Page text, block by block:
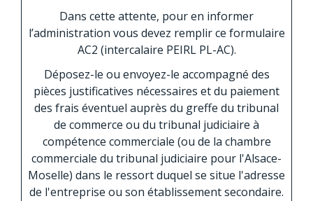
Dans cette attente, pour en informer
l’administration vous devez remplir ce formulaire
AC2 (intercalaire PEIRL PL-AC).
Déposez-le ou envoyez-le accompagné des
pièces justificatives nécessaires et du paiement
des frais éventuel auprès du greffe du tribunal
de commerce ou du tribunal judiciaire à
compétence commerciale (ou de la chambre
commerciale du tribunal judiciaire pour l'Alsace-
Moselle) dans le ressort duquel se situe l'adresse
de l'entreprise ou son établissement secondaire.